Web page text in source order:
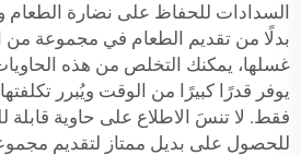
السدادات للحفاظ على نضارة الطعام
بدلًا من تقديم الطعام في مجموعة من
غسلها، يمكنك التخلص من هذه
يوفر قدرًا كبيرًا من الوقت ويُبرر
فقط. لا تنسَ الاطلاع على حاوية
للحصول على بديل ممتاز لتقديم